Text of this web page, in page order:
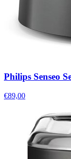
Philips Senseo
€89,00